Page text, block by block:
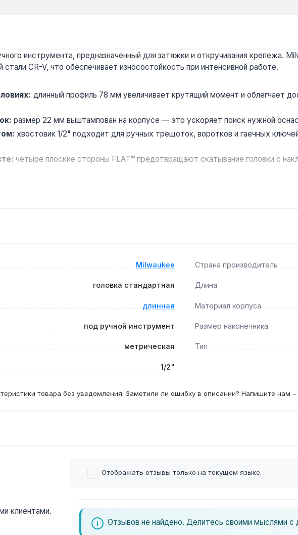
инструмента, предназначенный для затяжки и откручивания крепежа.
CR-V, что обеспечивает износостойкость при интенсивной работе.
длинный профиль 78 мм увеличивает крутящий момент и облегчает
размер 22 мм выштампован на корпусе — это ускоряет поиск нужной
хвостовик 1/2" подходит для ручных трещоток, воротков и гаечных
четыре плоские стороны FLAT™ предотвращают скатывание головки с
на стандартные гайки и болты метрической размерности — например,
Milwaukee Страна производитель
головка стандартная Длина
длинная Материал корпуса
под ручной инструмент Размер наконечника
метрическая Тип
1/2"
товара без уведомления. Заметили ли ошибку в описании? Напишите нам
клиентами.
Отображать отзывы только на текущем языке.
Отзывов не найдено. Делитесь своими мыслями с